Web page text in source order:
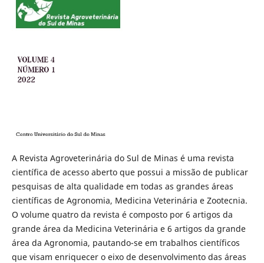
A Revista Agroveterinária do Sul de Minas é uma revista
científica de acesso aberto que possui a missão de publicar
pesquisas de alta qualidade em todas as grandes áreas
científicas de Agronomia, Medicina Veterinária e Zootecnia.
O volume quatro da revista é composto por 6 artigos da
grande área da Medicina Veterinária e 6 artigos da grande
área da Agronomia, pautando-se em trabalhos científicos
que visam enriquecer o eixo de desenvolvimento das áreas